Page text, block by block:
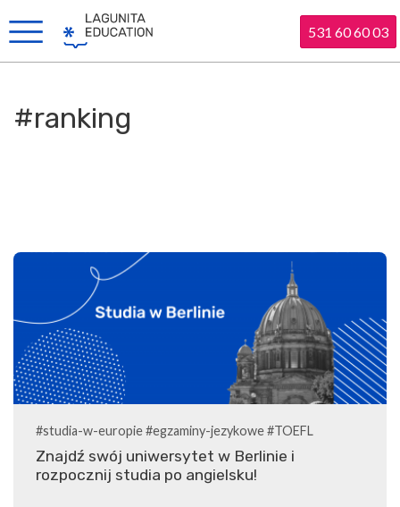
531 60 60 03
#ranking
#studia-w-europie#egzaminy-jezykowe#TOEFL
Znajdź swój uniwersytet w Berlinie i
rozpocznij studia po angielsku!